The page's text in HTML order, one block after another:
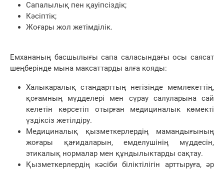
Сапалылық пен қауіпсіздік;
Кәсіптік;
Жоғары жол жетімділік.
Емхананың басшылығы сапа саласындағы осы саясат
шеңберінде мына максаттарды алға кояды:
Халыкаралық стандарттың негізінде мемлекеттің,
қоғамның мүдделері мен сүрау салуларына сай
келетін көрсетіп отырған медициналык көмекті
үздіксіз жетілдіру.
Медициналық қызметкерлердің мамандығының
жоғары қағидаларын, емделушінің мүддесін,
этикалық нормалар мен құндылыктарды сақтау.
Қызметкерлердің кәсіби біліктілігін арттыруға, әр